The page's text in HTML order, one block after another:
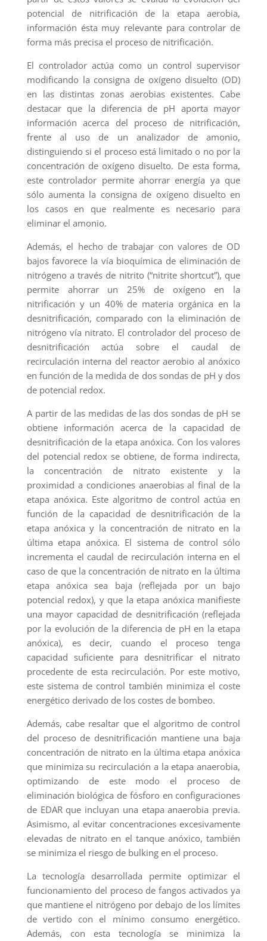
potencial de nitrificación de la etapa aerobia,
información ésta muy relevante para controlar de
forma más precisa el proceso de nitrificación.
El controlador actúa como un control supervisor
modificando la consigna de oxígeno disuelto (OD)
en las distintas zonas aerobias existentes. Cabe
destacar que la diferencia de pH aporta mayor
información acerca del proceso de nitrificación,
frente al uso de un analizador de amonio,
distinguiendo si el proceso está limitado o no por la
concentración de oxígeno disuelto. De esta forma,
este controlador permite ahorrar energía ya que
sólo aumenta la consigna de oxígeno disuelto en
los casos en que realmente es necesario para
eliminar el amonio.
Además, el hecho de trabajar con valores de OD
bajos favorece la vía bioquímica de eliminación de
nitrógeno a través de nitrito (“nitrite shortcut”), que
permite ahorrar un 25% de oxígeno en la
nitrificación y un 40% de materia orgánica en la
desnitrificación, comparado con la eliminación de
nitrógeno vía nitrato. El controlador del proceso de
desnitrificación actúa sobre el caudal de
recirculación interna del reactor aerobio al anóxico
en función de la medida de dos sondas de pH y dos
de potencial redox.
A partir de las medidas de las dos sondas de pH se
obtiene información acerca de la capacidad de
desnitrificación de la etapa anóxica. Con los valores
del potencial redox se obtiene, de forma indirecta,
la concentración de nitrato existente y la
proximidad a condiciones anaerobias al final de la
etapa anóxica. Este algoritmo de control actúa en
función de la capacidad de desnitrificación de la
etapa anóxica y la concentración de nitrato en la
última etapa anóxica. El sistema de control sólo
incrementa el caudal de recirculación interna en el
caso de que la concentración de nitrato en la última
etapa anóxica sea baja (reflejada por un bajo
potencial redox), y que la etapa anóxica manifieste
una mayor capacidad de desnitrificación (reflejada
por la evolución de la diferencia de pH en la etapa
anóxica), es decir, cuando el proceso tenga
capacidad suficiente para desnitrificar el nitrato
procedente de esta recirculación. Por este motivo,
este sistema de control también minimiza el coste
energético derivado de los costes de bombeo.
Además, cabe resaltar que el algoritmo de control
del proceso de desnitrificación mantiene una baja
concentración de nitrato en la última etapa anóxica
que minimiza su recirculación a la etapa anaerobia,
optimizando de este modo el proceso de
eliminación biológica de fósforo en configuraciones
de EDAR que incluyan una etapa anaerobia previa.
Asimismo, al evitar concentraciones excesivamente
elevadas de nitrato en el tanque anóxico, también
se minimiza el riesgo de bulking en el proceso.
La tecnología desarrollada permite optimizar el
funcionamiento del proceso de fangos activados ya
que mantiene el nitrógeno por debajo de los límites
de vertido con el mínimo consumo energético.
Además, con esta tecnología se minimiza la